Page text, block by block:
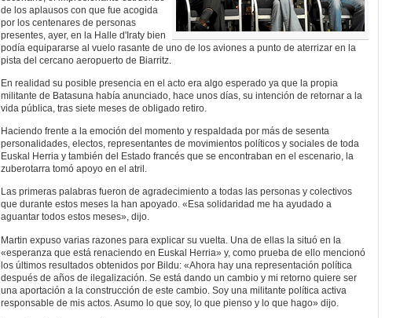
de los aplausos con que fue acogida
por los centenares de personas
presentes, ayer, en la Halle d'Iraty bien
podía equipararse al vuelo rasante de uno de los aviones a punto de aterrizar en la
pista del cercano aeropuerto de Biarritz.
En realidad su posible presencia en el acto era algo esperado ya que la propia
militante de Batasuna había anunciado, hace unos días, su intención de retornar a la
vida pública, tras siete meses de obligado retiro.
Haciendo frente a la emoción del momento y respaldada por más de sesenta
personalidades, electos, representantes de movimientos políticos y sociales de toda
Euskal Herria y también del Estado francés que se encontraban en el escenario, la
zuberotarra tomó apoyo en el atril.
Las primeras palabras fueron de agradecimiento a todas las personas y colectivos
que durante estos meses la han apoyado. «Esa solidaridad me ha ayudado a
aguantar todos estos meses», dijo.
Martin expuso varias razones para explicar su vuelta. Una de ellas la situó en la
«esperanza que está renaciendo en Euskal Herria» y, como prueba de ello mencionó
los últimos resultados obtenidos por Bildu: «Ahora hay una representación política
después de años de ilegalización. Se está dando un cambio y mi retorno quiere ser
una aportación a la construcción de este cambio. Soy una militante política activa
responsable de mis actos. Asumo lo que soy, lo que pienso y lo que hago» dijo.